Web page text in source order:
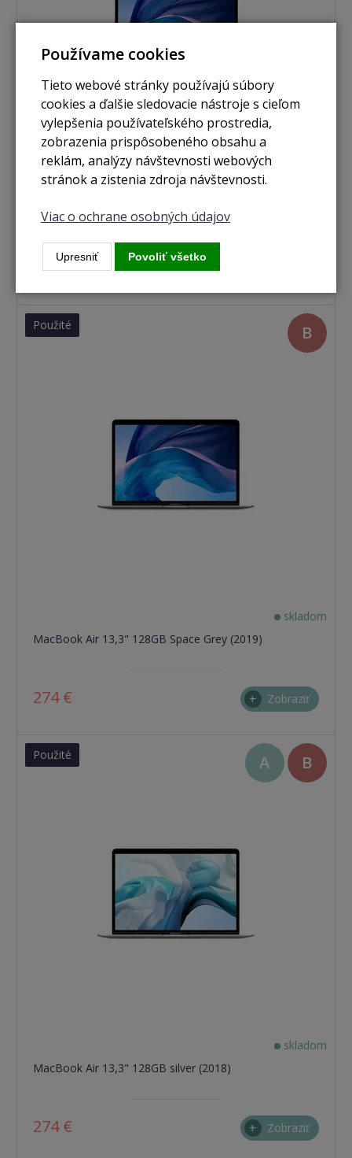
MacBook Air 13,3" / 4x jádro i5 / 256GB space grey
(2020)
333 €
Použité B
skladom
MacBook Air 13,3" 128GB Space Grey (2019)
274 € Zobraziť
Použité A B
skladom
MacBook Air 13,3" 128GB silver (2018)
274 € Zobraziť
Používame cookies
Tieto webové stránky používajú súbory
cookies a ďalšie sledovacie nástroje s cieľom
vylepšenia používateľského prostredia,
zobrazenia prispôsobeného obsahu a
reklám, analýzy návštevnosti webových
stránok a zistenia zdroja návštevnosti.
Viac o ochrane osobných údajov
Upresniť Povoliť všetko